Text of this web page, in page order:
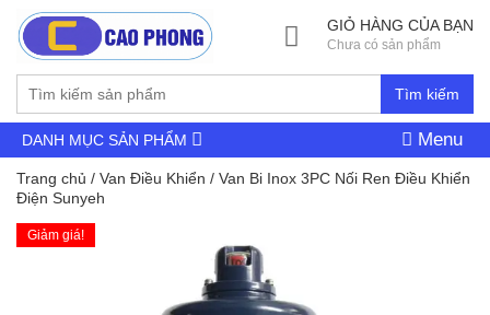
Tìm kiếm
GIỎ HÀNG CỦA BẠN
Chưa có sản phẩm
DANH MỤC SẢN PHẨM Menu
Trang chủ / Van Điều Khiển / Van Bi Inox 3PC Nối Ren Điều Khiển
Điện Sunyeh
Giảm giá!